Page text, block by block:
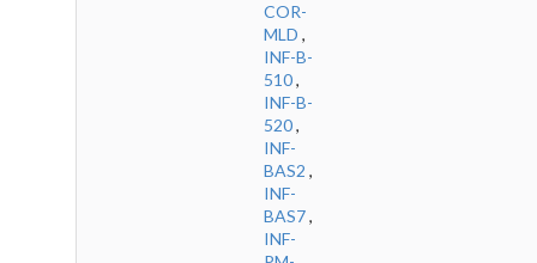
COR-
MLD ,
INF-B-
510,
INF-B-
520,
INF-
BAS2 ,
INF-
BAS7,
INF-